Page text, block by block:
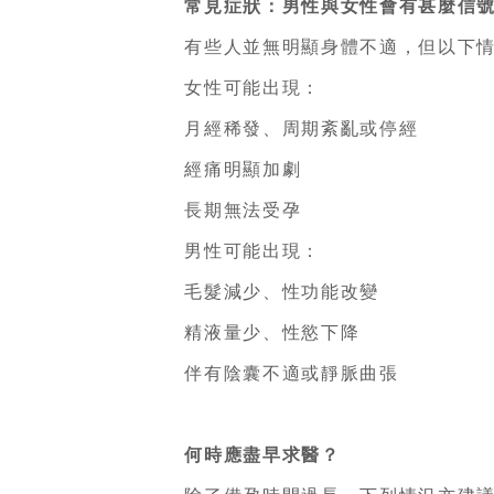
常見症狀：男性與女性會有甚麼信號
有些人並無明顯身體不適，但以下情
女性可能出現：
月經稀發、周期紊亂或停經
經痛明顯加劇
長期無法受孕
男性可能出現：
毛髮減少、性功能改變
精液量少、性慾下降
伴有陰囊不適或靜脈曲張
何時應盡早求醫？